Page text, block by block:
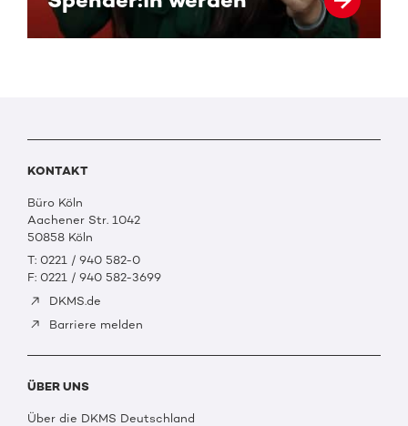
KONTAKT
Büro Köln
Aachener Str. 1042
50858 Köln
T: 0221 / 940 582-0
F: 0221 / 940 582-3699
DKMS.de
Barriere melden
ÜBER UNS
Über die DKMS Deutschland